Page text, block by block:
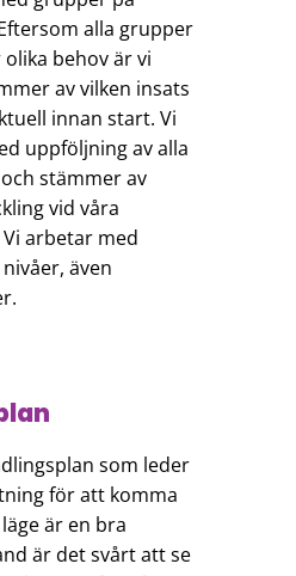
alla grupper
behov är vi
av vilken insats
innan start. Vi
uppföljning av alla
stämmer av
vid våra
arbetar med
även
som leder
för att komma
är en bra
är det svårt att se